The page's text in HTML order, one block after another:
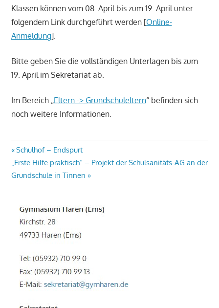
Klassen können vom 08. April bis zum 19. April unter
folgendem Link durchgeführt werden [Online-
Anmeldung].
Bitte geben Sie die vollständigen Unterlagen bis zum
19. April im Sekretariat ab.
Im Bereich „Eltern -> Grundschuleltern“ befinden sich
noch weitere Informationen.
Beitragsnavigation
Vorheriger
Beitrag:
Schulhof – Endspurt
Nächster
Beitrag:
„Erste Hilfe praktisch“ – Projekt der Schulsanitäts-AG an der
Grundschule in Tinnen